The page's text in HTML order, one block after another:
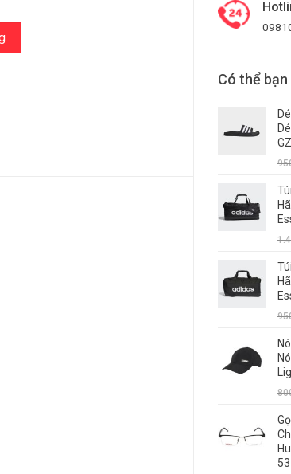
Có thể
53
Navigator Nam/CK19136S 045 57 số lượng